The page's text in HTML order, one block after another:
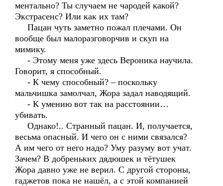
ментально? Ты случаем не чародей какой?
Экстрасенс? Или как их там?
Пацан чуть заметно пожал плечами. Он
вообще был малоразговорчив и скуп на
мимику.
- Этому меня уже здесь Вероника научила.
Говорит, я способный.
- К чему способный? – поскольку
мальчишка замолчал, Жора задал наводящий.
- К умению вот так на расстоянии…
убивать.
Однако!.. Странный пацан. И, получается,
весьма опасный. И чего он с ними связался?
А им чего от него надо? Уму разуму вот учат.
Зачем? В добреньких дядюшек и тётушек
Жора давно уже не верил. С другой стороны,
гаджетов пока не нашёл, а с этой компанией